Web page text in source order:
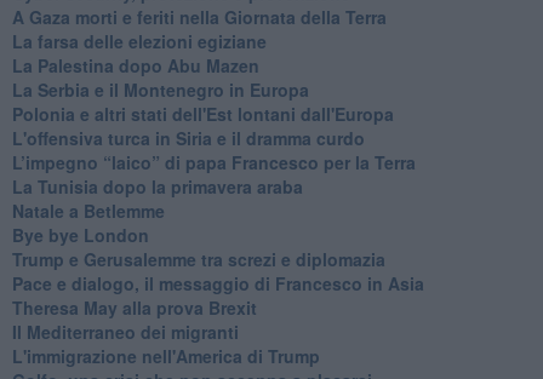
A Gaza morti e feriti nella Giornata della Terra
La farsa delle elezioni egiziane
La Palestina dopo Abu Mazen
La Serbia e il Montenegro in Europa
Polonia e altri stati dell'Est lontani dall'Europa
L'offensiva turca in Siria e il dramma curdo
L’impegno “laico” di papa Francesco per la Terra
La Tunisia dopo la primavera araba
Natale a Betlemme
Bye bye London
Trump e Gerusalemme tra screzi e diplomazia
Pace e dialogo, il messaggio di Francesco in Asia
Theresa May alla prova Brexit
Il Mediterraneo dei migranti
L'immigrazione nell'America di Trump